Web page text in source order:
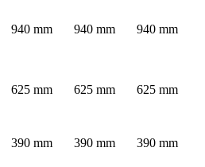
940 mm 940 mm 940 mm
625 mm 625 mm 625 mm
390 mm 390 mm 390 mm